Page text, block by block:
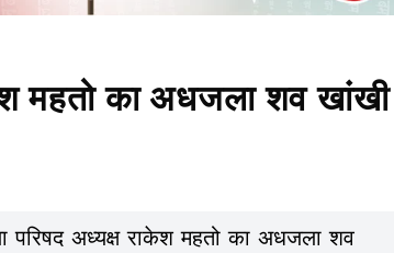
महतो का अधजला शव खांखी
परिषद अध्यक्ष राकेश महतो का अधजला शव